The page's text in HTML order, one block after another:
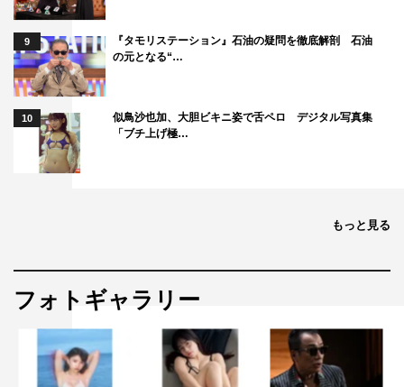
9
『タモリステーション』石油の疑問を徹底解剖 石油
の元となる“…
10
似鳥沙也加、大胆ビキニ姿で舌ペロ デジタル写真集
「ブチ上げ極…
もっと見る
フォトギャラリー